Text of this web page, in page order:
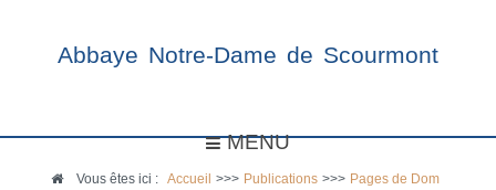
Abbaye Notre-Dame de Scourmont
MENU
Vous êtes ici :Accueil >>> Publications >>> Pages de Dom